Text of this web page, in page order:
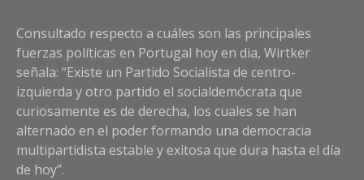
Consultado respecto a cuáles son las principales
fuerzas políticas en Portugal hoy en dia, Wirtker
señala: “Existe un Partido Socialista de centro-
izquierda y otro partido el socialdemócrata que
curiosamente es de derecha, los cuales se han
alternado en el poder formando una democracia
multipartidista estable y exitosa que dura hasta el día
de hoy”.